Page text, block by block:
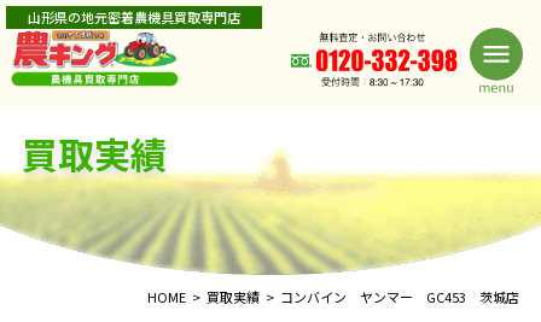
山形県の地元密着農機具買取専門店
買取実績
HOME 買取実績 コンバイン ヤンマー GC453 茨城店